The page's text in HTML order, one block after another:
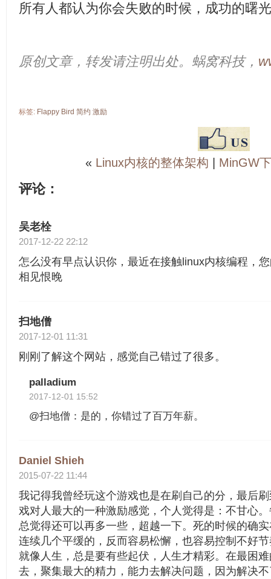
所有人都认为你会失败的时候，成功的曙
原创文章，转发请注明出处。蜗窝科技，
标签: Flappy Bird 简约 激励
« Linux内核的整体架构 MinGW
评论：
吴老栓
2017-12-22 22:12
怎么没有早点认识你，最近在接触linux内核编程，
相见恨晚
扫地僧
2017-12-01 11:31
刚刚了解这个网站，感觉自己错过了很多。
palladium
2017-12-01 15:52
@扫地僧：是的，你错过了百万年薪。
Daniel Shieh
2015-07-22 11:44
我记得我曾经玩这个游戏也是在刷自己的分，最后
戏对人最大的一种激励感觉，个人觉得是：不甘心
总觉得还可以再多一些，超越一下。死的时候的确
连续几个平缓的，反而容易松懈，也容易控制不好
就像人生，总是要有些起伏，人生才精彩。在最困
去，聚集最大的精力，能力去解决问题，因为解决